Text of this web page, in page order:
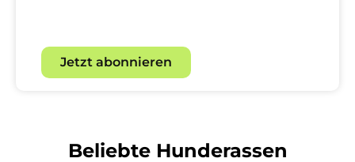
Jetzt abonnieren
Beliebte Hunderassen